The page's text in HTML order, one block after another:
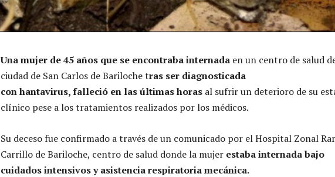
Una mujer de 45 años que se encontraba internada en un centro de salud
ciudad de San Carlos de Bariloche tras ser diagnosticada
conhantavirus,falleció en las últimas horas al sufrir un deterioro de su
clínico pese a los tratamientos realizados por los médicos.
Su deceso fue confirmado a través de un comunicado por el Hospital Zonal
Carrillo de Bariloche, centro de salud donde la mujer estaba internada bajo
cuidados intensivos y asistencia respiratoria mecánica.